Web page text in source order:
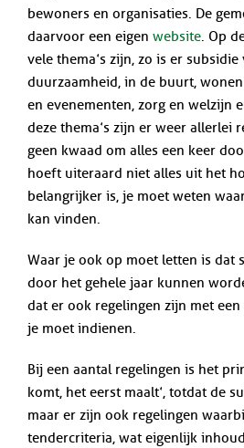
bewoners en organisaties. De
daarvoor een eigen website. Op
vele thema’s zijn, zo is er
duurzaamheid, in de buurt,
en evenementen, zorg en welzijn
deze thema’s zijn er weer allerlei
geen kwaad om alles een keer
hoeft uiteraard niet alles uit het
belangrijker is, je moet weten
kan vinden.
Waar je ook op moet letten is dat
door het gehele jaar kunnen
dat er ook regelingen zijn met
je moet indienen.
Bij een aantal regelingen is het
komt, het eerst maalt’, totdat de
maar er zijn ook regelingen
tendercriteria, wat eigenlijk